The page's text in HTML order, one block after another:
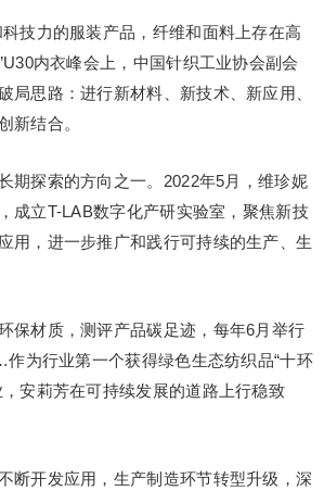
技力的服装产品，纤维和面料上存在高
内衣峰会上，中国针织工业协会副会
局思路：进行新材料、新技术、新应用、
新结合。
期探索的方向之一。2022年5月，维珍妮
成立T-LAB数字化产研实验室，聚焦新技
用，进一步推广和践行可持续的生产、生
保材质，测评产品碳足迹，每年6月举行
为行业第一个获得绿色生态纺织品“十环
安莉芳在可持续发展的道路上行稳致
断开发应用，生产制造环节转型升级，深